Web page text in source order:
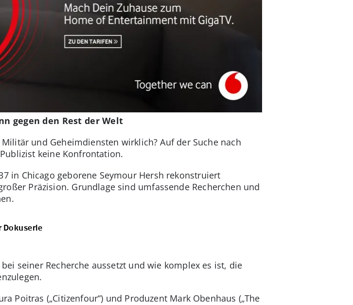
gegen den Rest der Welt
und Geheimdiensten wirklich? Auf der Suche nach
keine Konfrontation.
in Chicago geborene Seymour Hersh rekonstruiert
Präzision. Grundlage sind umfassende Recherchen und
Dokuserie
seiner Recherche aussetzt und wie komplex es ist, die
Poitras („Citizenfour“) und Produzent Mark Obenhaus („The